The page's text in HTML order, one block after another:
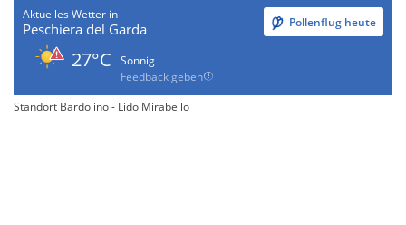
Aktuelles Wetter in
Peschiera del Garda Pollenflug heute
27°C
Sonnig
Feedback geben
Standort Bardolino - Lido Mirabello